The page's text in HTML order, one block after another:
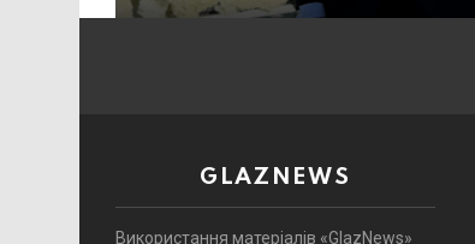
GLAZNEWS
Використання матеріалів «GlazNews»